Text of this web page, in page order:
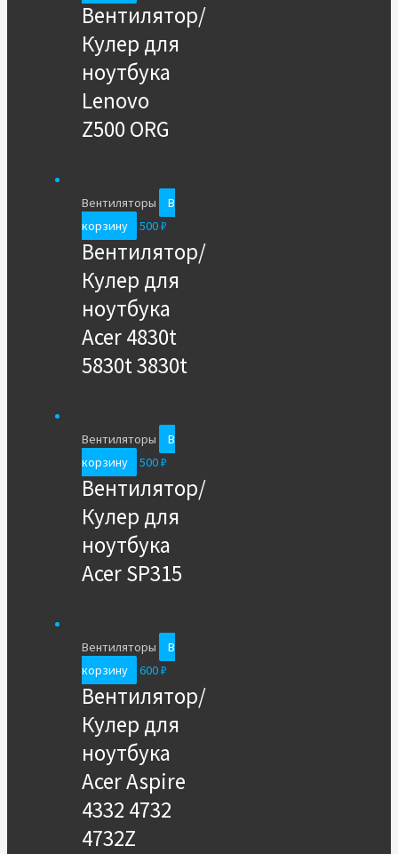
Вентилятор/
Кулер для
ноутбука
Lenovo
Z500 ORG
Вентиляторы
В
корзину
500₽
Вентилятор/
Кулер для
ноутбука
Acer 4830t
5830t 3830t
Вентиляторы
В
корзину
500₽
Вентилятор/
Кулер для
ноутбука
Acer SP315
Вентиляторы
В
корзину
600₽
Вентилятор/
Кулер для
ноутбука
Acer Aspire
4332 4732
4732Z